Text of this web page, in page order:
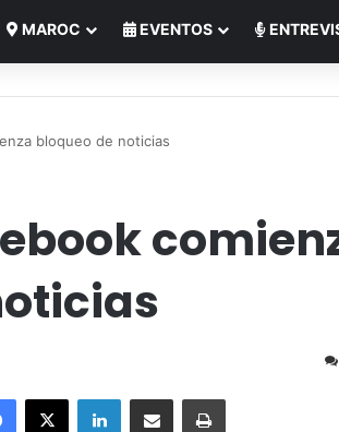
MAROC EVENTOS
bloqueo de noticias
Facebook
X LinkedInCompartir por correo electrónicoImprimir